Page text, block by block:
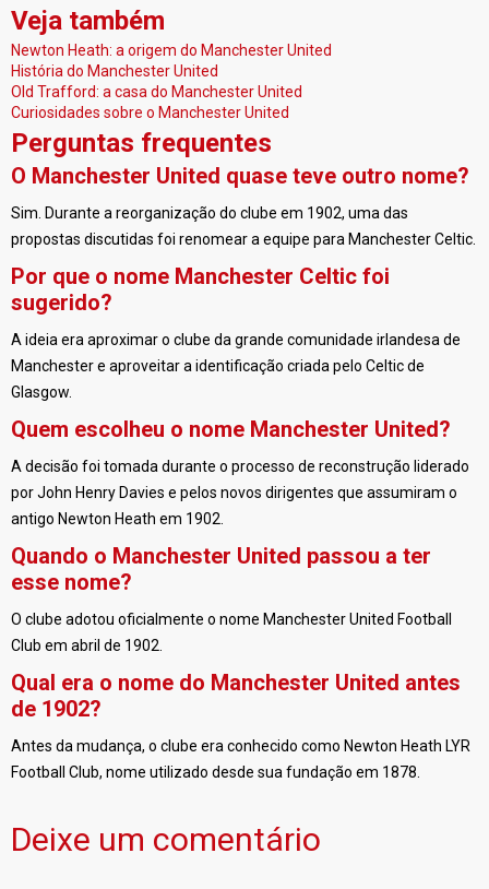
Veja também
Newton Heath: a origem do Manchester United
História do Manchester United
Old Trafford: a casa do Manchester United
Curiosidades sobre o Manchester United
Perguntas frequentes
O Manchester United quase teve outro nome?
Sim. Durante a reorganização do clube em 1902, uma das
propostas discutidas foi renomear a equipe para Manchester Celtic.
Por que o nome Manchester Celtic foi
sugerido?
A ideia era aproximar o clube da grande comunidade irlandesa de
Manchester e aproveitar a identificação criada pelo Celtic de
Glasgow.
Quem escolheu o nome Manchester United?
A decisão foi tomada durante o processo de reconstrução liderado
por John Henry Davies e pelos novos dirigentes que assumiram o
antigo Newton Heath em 1902.
Quando o Manchester United passou a ter
esse nome?
O clube adotou oficialmente o nome Manchester United Football
Club em abril de 1902.
Qual era o nome do Manchester United antes
de 1902?
Antes da mudança, o clube era conhecido como Newton Heath LYR
Football Club, nome utilizado desde sua fundação em 1878.
Deixe um comentário